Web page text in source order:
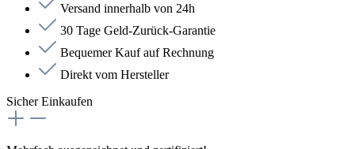
Versand innerhalb von 24h
30 Tage Geld-Zurück-Garantie
Bequemer Kauf auf Rechnung
Direkt vom Hersteller
Sicher Einkaufen